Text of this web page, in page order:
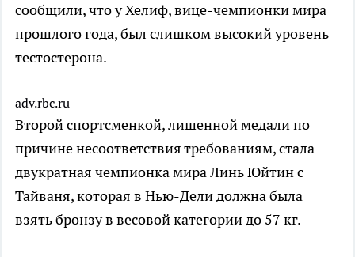
сообщили, что у Хелиф, вице-чемпионки мира
прошлого года, был слишком высокий уровень
тестостерона.
adv.rbc.ru
Второй спортсменкой, лишенной медали по
причине несоответствия требованиям, стала
двукратная чемпионка мира Линь Юйтин с
Тайваня, которая в Нью-Дели должна была
взять бронзу в весовой категории до 57 кг.